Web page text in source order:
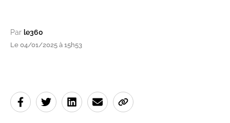
Par le360
Le 04/01/2025 à 15h53